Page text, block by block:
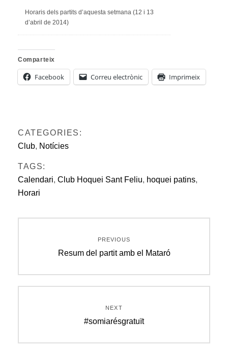
Horaris dels partits d’aquesta setmana (12 i 13
d’abril de 2014)
Comparteix
Facebook Correu electrònic Imprimeix
CATEGORIES:
Club, Notícies
TAGS:
Calendari, Club Hoquei Sant Feliu, hoquei patins,
Horari
d'entrades
PREVIOUS
Previous
Resum del partit amb el Mataró
NEXT
Next
#somiarésgratuït